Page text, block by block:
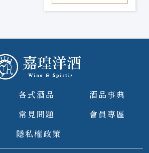
各式酒品
酒品事典
常見問題
會員專區
隱私權政策